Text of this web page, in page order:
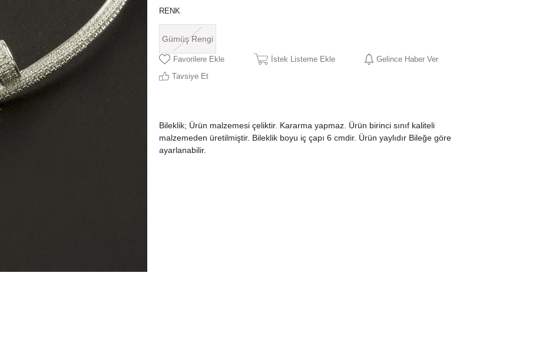
RENK
Gümüş Rengi
Favorilere Ekle İstek Listeme Ekle
Gelince Haber Ver
Tavsiye Et
Bileklik; Ürün malzemesi çeliktir. Kararma yapmaz. Ürün birinci sınıf kaliteli
malzemeden üretilmiştir. Bileklik boyu iç çapı 6 cmdir. Ürün yaylıdır Bileğe göre
ayarlanabilir.